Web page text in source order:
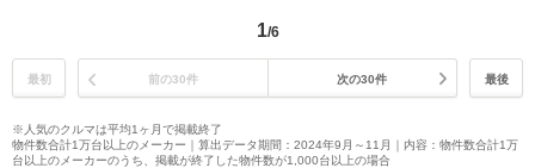
1/6
最初 前の30件 次の30件 最後
※人気のクルマは平均1ヶ月で掲載終了
物件数合計1万台以上のメーカー｜算出データ期間：2024年9月～11月｜内容：物件数合計1万
台以上のメーカーのうち、掲載が終了した物件数が1,000台以上の場合